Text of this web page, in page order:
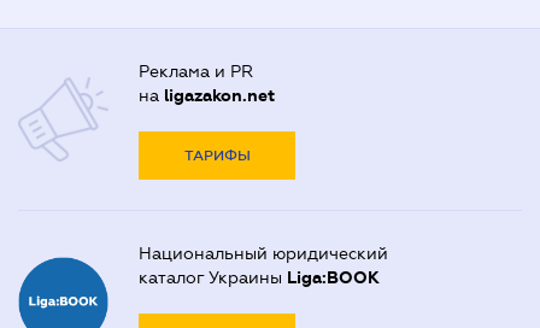
Реклама и PR
на ligazakon.net
ТАРИФЫ
Национальный юридический
каталог Украины Liga:BOOK